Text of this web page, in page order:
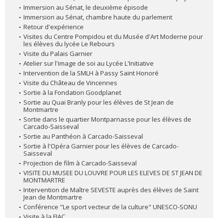
Immersion au Sénat, le deuxième épisode
Immersion au Sénat, chambre haute du parlement
Retour d'expérience
Visites du Centre Pompidou et du Musée d'Art Moderne pour
les élèves du lycée Le Rebours
Visite du Palais Garnier
Atelier sur l'image de soi au Lycée L'Initiative
Intervention de la SMLH à Passy Saint Honoré
Visite du Château de Vincennes
Sortie à la Fondation Goodplanet
Sortie au Quai Branly pour les élèves de St Jean de
Montmartre
Sortie dans le quartier Montparnasse pour les élèves de
Carcado-Saisseval
Sortie au Panthéon à Carcado-Saisseval
Sortie à l'Opéra Garnier pour les élèves de Carcado-
Saisseval
Projection de film à Carcado-Saisseval
VISITE DU MUSEE DU LOUVRE POUR LES ELEVES DE ST JEAN DE
MONTMARTRE
Intervention de Maître SEVESTE auprès des élèves de Saint
Jean de Montmartre
Conférence "Le sport vecteur de la culture" UNESCO-SONU